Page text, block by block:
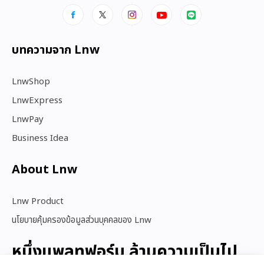
บทความจาก Lnw
LnwShop
LnwExpress
LnwPay
Business Idea
About Lnw​
Lnw Product
นโยบายคุ้มครองข้อมูลส่วนบุคคลของ Lnw
หนึ่งแพลทฟอร์ม ล้านความเป็นไป